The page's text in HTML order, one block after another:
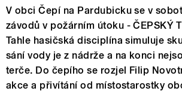
V obci Čepí na Pardubicku se v
závodů v požárním útoku - ČEPSKÝ
Tahle hasičská disciplína simuluje
sání vody je z nádrže a na konci
terče. Do čepího se rozjel Filip
akce a přivítání od místostarostky